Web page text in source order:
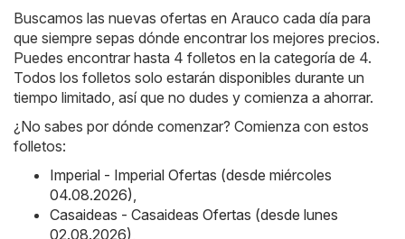
Buscamos las nuevas ofertas en Arauco cada día para
que siempre sepas dónde encontrar los mejores precios.
Puedes encontrar hasta 4 folletos en la categoría de 4.
Todos los folletos solo estarán disponibles durante un
tiempo limitado, así que no dudes y comienza a ahorrar.
¿No sabes por dónde comenzar? Comienza con estos
folletos:
Imperial - Imperial Ofertas (desde miércoles
04.08.2026),
Casaideas - Casaideas Ofertas (desde lunes
02.08.2026),